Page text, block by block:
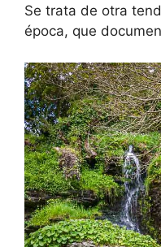
Se trata de otra
época, que